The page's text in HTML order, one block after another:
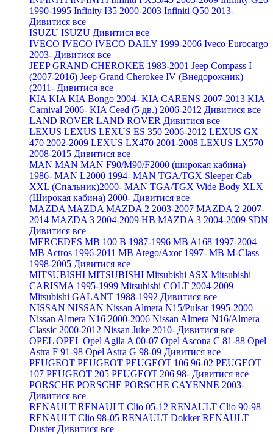
1990-1995 Infinity I35 2000-2003 Infiniti Q50 2013-
Дивитися все
ISUZU ISUZU Дивитися все
IVECO IVECO IVECO DAILY 1999-2006 Iveco Eurocargo
2003- Дивитися все
JEEP GRAND CHEROKEE 1983-2001 Jeep Compass I
(2007-2016) Jeep Grand Cherokee IV (Внедорожник)
(2011- Дивитися все
KIA KIA KIA Bongo 2004- KIA CARENS 2007-2013 KIA
Carnival 2006- KIA Ceed (5 дв.) 2006-2012 Дивитися все
LAND ROVER LAND ROVER Дивитися все
LEXUS LEXUS LEXUS ES 350 2006-2012 LEXUS GX
470 2002-2009 LEXUS LX470 2001-2008 LEXUS LX570
2008-2015 Дивитися все
MAN MAN MAN F90/M90/F2000 (широкая кабина)
1986- MAN L2000 1994- MAN TGA/TGX Sleeper Cab
XXL (Спальник)2000- MAN TGA/TGX Wide Body XLX
(Широкая кабина) 2000- Дивитися все
MAZDA MAZDA MAZDA 2 2003-2007 MAZDA 2 2007-
2014 MAZDA 3 2004-2009 HB MAZDA 3 2004-2009 SDN
Дивитися все
MERCEDES MB 100 B 1987-1996 MB A168 1997-2004
MB Actros 1996-2011 MB Atego/Axor 1997- MB M-Class
1998-2005 Дивитися все
MITSUBISHI MITSUBISHI Mitsubishi ASX Mitsubishi
CARISMA 1995-1999 Mitsubishi COLT 2004-2009
Mitsubishi GALANT 1988-1992 Дивитися все
NISSAN NISSAN Nissan Almera N15/Pulsar 1995-2000
Nissan Almera N16 2000-2006 Nissan Almera N16/Almera
Classic 2000-2012 Nissan Juke 2010- Дивитися все
OPEL OPEL Opel Agila A 00-07 Opel Ascona C 81-88 Opel
Astra F 91-98 Opel Astra G 98-09 Дивитися все
PEUGEOT PEUGEOT PEUGEOT 106 96-02 PEUGEOT
107 PEUGEOT 205 PEUGEOT 206 98- Дивитися все
PORSCHE PORSCHE PORSCHE CAYENNE 2003-
Дивитися все
RENAULT RENAULT Clio 05-12 RENAULT Clio 90-98
RENAULT Clio 98-05 RENAULT Dokker RENAULT
Duster Дивитися все